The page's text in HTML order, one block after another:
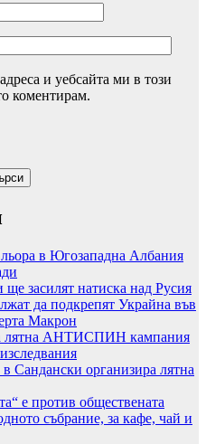
и уебсайта ми в този
коментирам.
в Югозападна Албания
засилят натиска над Русия
да подкрепят Украйна във
Макрон
лятна АНТИСПИН кампания
Сандански организира лятна
е против обществената
събрание, за кафе, чай и